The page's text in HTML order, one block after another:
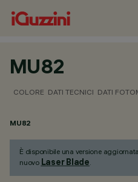
MU82
COLORE DATI TECNICI DATI
MU82
È disponibile una versione
nuovo Laser Blade.